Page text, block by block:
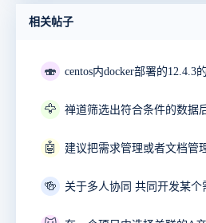
相关帖子
🍣
🦅
🤖
🍻 关于多人协同 共同开发某个